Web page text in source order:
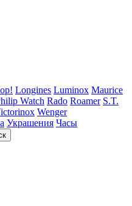
Longines Luminox Maurice
Watch Rado Roamer S.T.
Wenger
Украшения Часы